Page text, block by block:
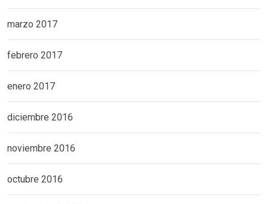
marzo 2017
febrero 2017
enero 2017
diciembre 2016
noviembre 2016
octubre 2016